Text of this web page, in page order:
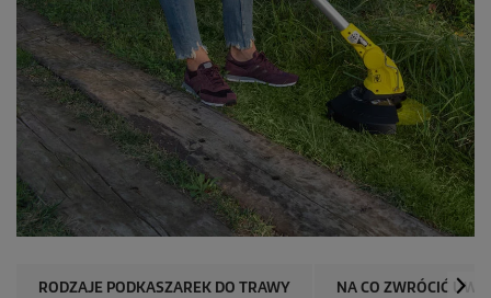
RODZAJE PODKASZAREK DO TRAWY NA CO ZWRÓCIĆ